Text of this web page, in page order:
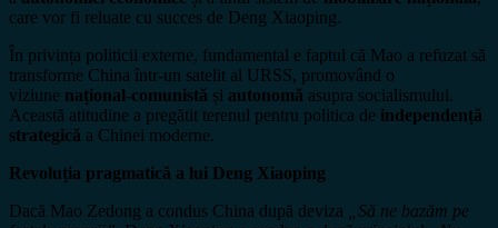
care vor fi reluate cu succes de Deng Xiaoping.
În privința politicii externe, fundamental e faptul că Mao a refuzat să
transforme China într-un satelit al URSS, promovând o
viziune național-comunistă și autonomă asupra socialismului.
Această atitudine a pregătit terenul pentru politica de independență
strategică a Chinei moderne.
Revoluția pragmatică a lui Deng Xiaoping
Dacă Mao Zedong a condus China după deviza
„Să ne bazăm pe